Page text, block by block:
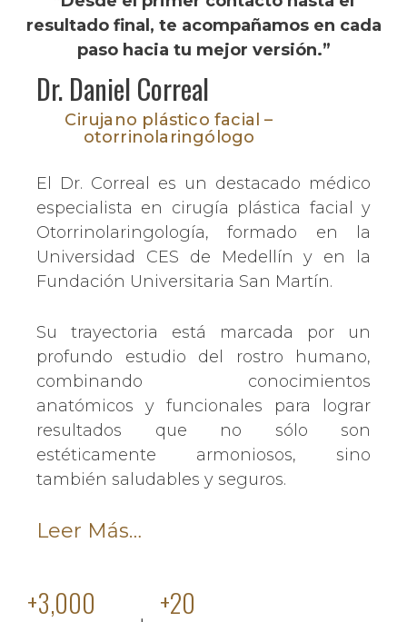
resultado final, te acompañamos en cada
paso hacia tu mejor versión.”
Dr. Daniel Correal
Cirujano plástico facial –
otorrinolaringólogo
El Dr. Correal es un destacado médico
especialista en cirugía plástica facial y
Otorrinolaringología, formado en la
Universidad CES de Medellín y en la
Fundación Universitaria San Martín.
Su trayectoria está marcada por un
profundo estudio del rostro humano,
combinando conocimientos
anatómicos y funcionales para lograr
resultados que no sólo son
estéticamente armoniosos, sino
también saludables y seguros.
Leer Más…
+3,000 +20